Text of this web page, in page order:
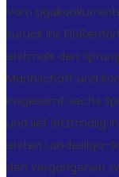
Vom
zurück ins
erstmals den
Mannschaft und
Insgesamt sechs
und lief letztmalig
ersten Landesliga-
den vergangenen